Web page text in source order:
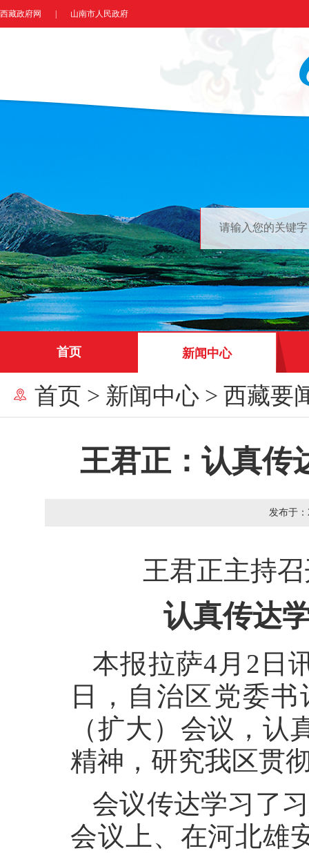
西藏政府网 山南市人民政府
首页 新闻中心
首页 > 新闻中心 > 西藏要
王君正：认真传
发布于：
王君正主持
认真传达
本报拉萨4月2日
日，自治区党委
（扩大）会议，
精神，研究我区贯
会议传达学习了
会议上、在河北雄